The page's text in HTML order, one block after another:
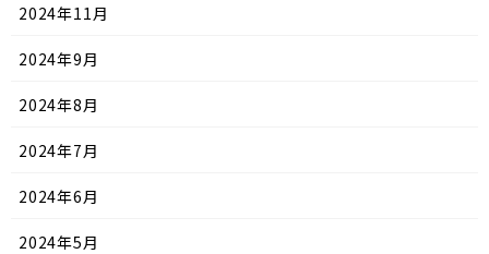
2024年11月
2024年9月
2024年8月
2024年7月
2024年6月
2024年5月